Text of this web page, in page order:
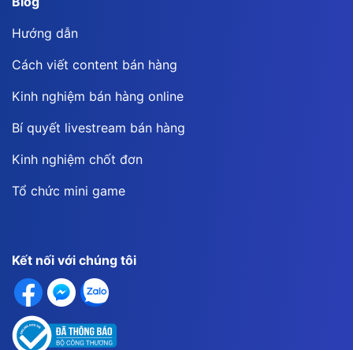
Hướng dẫn
Cách viết content bán hàng
Kinh nghiệm bán hàng online
Bí quyết livestream bán hàng
Kinh nghiệm chốt đơn
Tổ chức mini game
Kết nối với chúng tôi